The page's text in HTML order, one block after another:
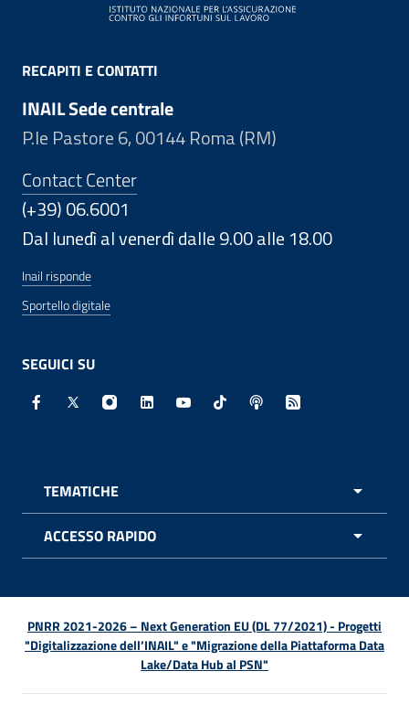
RECAPITI E CONTATTI
INAIL Sede centrale
P.le Pastore 6, 00144 Roma (RM)
Contact Center
(+39) 06.6001
Dal lunedì al venerdì dalle 9.00 alle 18.00
Inail risponde
Sportello digitale
SEGUICI SU
Facebook - Sito esterno - Apertura in nuova finestra
X - Sito esterno - Apertura in nuova finestra
Instagram - Sito esterno - Apertura in
Linkedin - Sito esterno - Apertura in
Youtube - Sito esterno -
TikTok - Sito esterno -
Spreaker - Sito
Feed RSS -
TEMATICHE
ACCESSO RAPIDO
PNRR 2021-2026 – Next Generation EU (DL 77/2021) - Progetti
"Digitalizzazione dell’INAIL" e "Migrazione della Piattaforma Data
Lake/Data Hub al PSN"